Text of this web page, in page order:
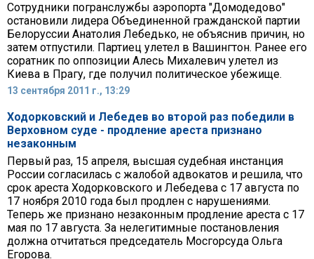
Сотрудники погранслужбы аэропорта "Домодедово"
остановили лидера Объединенной гражданской партии
Белоруссии Анатолия Лебедько, не объяснив причин, но
затем отпустили. Партиец улетел в Вашингтон. Ранее его
соратник по оппозиции Алесь Михалевич улетел из
Киева в Прагу, где получил политическое убежище.
13 сентября 2011 г., 13:29
Ходорковский и Лебедев во второй раз победили в
Верховном суде - продление ареста признано
незаконным
Первый раз, 15 апреля, высшая судебная инстанция
России согласилась с жалобой адвокатов и решила, что
срок ареста Ходорковского и Лебедева с 17 августа по
17 ноября 2010 года был продлен с нарушениями.
Теперь же признано незаконным продление ареста с 17
мая по 17 августа. За нелегитимные постановления
должна отчитаться председатель Мосгорсуда Ольга
Егорова.